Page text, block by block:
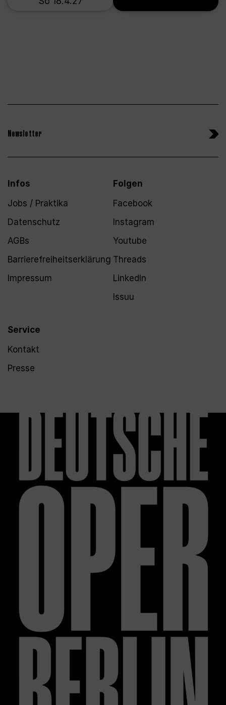
Newsletter
Infos
Jobs / Praktika
Datenschutz
AGBs
Barrierefreiheitserklärung
Impressum
Service
Kontakt
Presse
Folgen
Facebook
Instagram
Youtube
Threads
LinkedIn
Issuu